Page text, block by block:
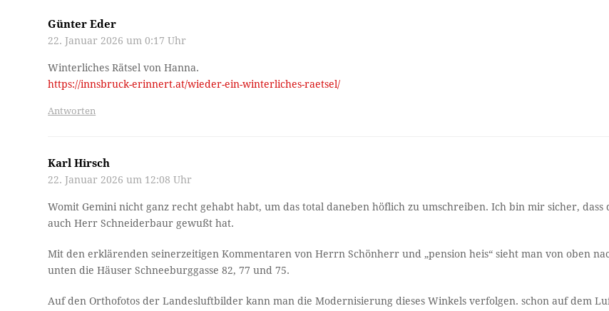
Günter Eder
22. Januar 2026 um 0:17 Uhr
Winterliches Rätsel von Hanna.
https://innsbruck-erinnert.at/wieder-ein-winterliches-raetsel/
Antworten
Karl Hirsch
22. Januar 2026 um 12:08 Uhr
Womit Gemini nicht ganz recht gehabt habt, um das total daneben höflich zu umschreiben. Ich bin mir sicher, dass
auch Herr Schneiderbaur gewußt hat.
Mit den erklärenden seinerzeitigen Kommentaren von Herrn Schönherr und „pension heis“ sieht man von oben
unten die Häuser Schneeburggasse 82, 77 und 75.
Auf den Orthofotos der Landesluftbilder kann man die Modernisierung dieses Winkels verfolgen. schon auf dem